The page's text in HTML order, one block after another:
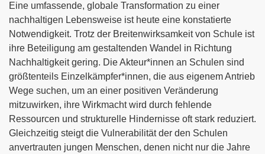
Eine umfassende, globale Transformation zu einer
nachhaltigen Lebensweise ist heute eine konstatierte
Notwendigkeit. Trotz der Breitenwirksamkeit von Schule ist
ihre Beteiligung am gestaltenden Wandel in Richtung
Nachhaltigkeit gering. Die Akteur*innen an Schulen sind
größtenteils Einzelkämpfer*innen, die aus eigenem Antrieb
Wege suchen, um an einer positiven Veränderung
mitzuwirken, ihre Wirkmacht wird durch fehlende
Ressourcen und strukturelle Hindernisse oft stark reduziert.
Gleichzeitig steigt die Vulnerabilität der den Schulen
anvertrauten jungen Menschen, denen nicht nur die Jahre